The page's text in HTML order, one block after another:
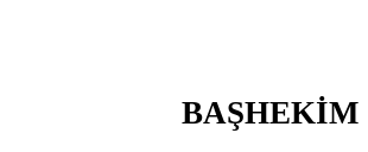
BAŞHEKİM